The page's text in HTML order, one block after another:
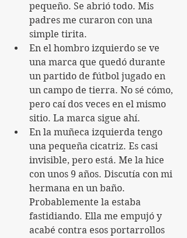
pequeño. Se abrió todo. Mis
padres me curaron con una
simple tirita.
En el hombro izquierdo se ve
una marca que quedó durante
un partido de fútbol jugado en
un campo de tierra. No sé cómo,
pero caí dos veces en el mismo
sitio. La marca sigue ahí.
En la muñeca izquierda tengo
una pequeña cicatriz. Es casi
invisible, pero está. Me la hice
con unos 9 años. Discutía con mi
hermana en un baño.
Probablemente la estaba
fastidiando. Ella me empujó y
acabé contra esos portarrollos